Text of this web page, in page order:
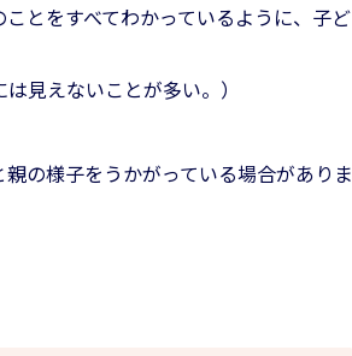
をすべてわかっているように、子ど
見えないことが多い。）
の様子をうかがっている場合がありま